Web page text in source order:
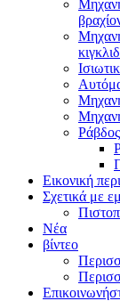
Εικονική
Σχετικά με
Νέα
βίντεο